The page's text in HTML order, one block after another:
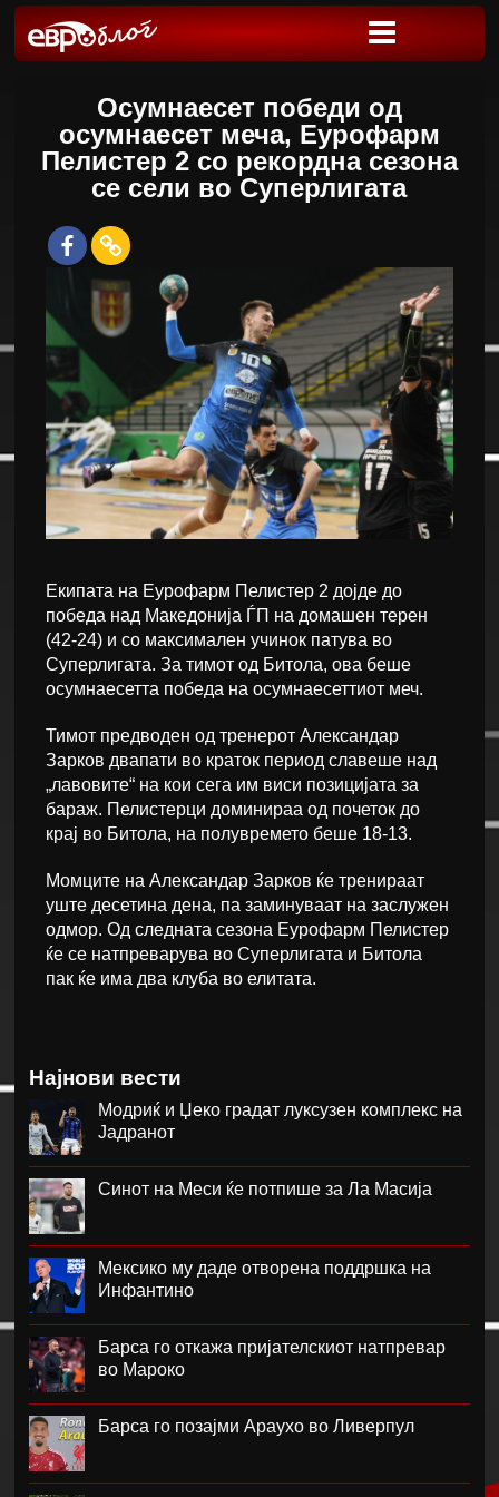
Осумнаесет победи од
осумнаесет меча, Еурофарм
Пелистер 2 со рекордна сезона
се сели во Суперлигата
Екипата на Еурофарм Пелистер 2 дојде до
победа над Македонија ЃП на домашен терен
(42-24) и со максимален учинок патува во
Суперлигата. За тимот од Битола, ова беше
осумнаесетта победа на осумнаесеттиот меч.
Тимот предводен од тренерот Александар
Зарков двапати во краток период славеше над
„лавовите“ на кои сега им виси позицијата за
бараж. Пелистерци доминираа од почеток до
крај во Битола, на полувремето беше 18-13.
Момците на Александар Зарков ќе тренираат
уште десетина дена, па заминуваат на заслужен
одмор. Од следната сезона Еурофарм Пелистер
ќе се натпреварува во Суперлигата и Битола
пак ќе има два клуба во елитата.
Најнови вести
Модриќ и Џеко градат луксузен комплекс на
Јадранот
Синот на Меси ќе потпише за Ла Масија
Мексико му даде отворена поддршка на
Инфантино
Барса го откажа пријателскиот натпревар
во Мароко
Барса го позајми Араухо во Ливерпул